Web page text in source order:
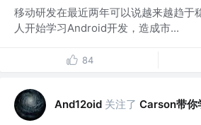
移动研发在最近两年可以说越来越趋于
人开始学习Android开发，造成市...
84
And12oid 关注了 Carson带